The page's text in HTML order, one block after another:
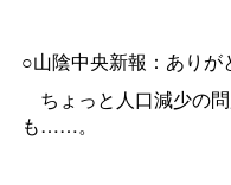
○山陰中央新報：ありが
ちょっと人口減少の
も……。